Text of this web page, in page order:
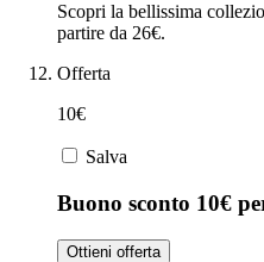
Scopri la bellissima
partire da 26€.
Offerta
10€
Salva
Buono sconto 10€
Ottieni offerta